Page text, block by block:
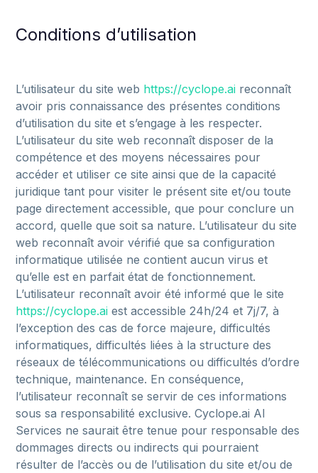
Conditions d’utilisation
L’utilisateurdusiteweb https://cyclope.ai reconnaît
avoir prisconnaissancedes présentesconditions
d’utilisationdusiteets’engageà les respecter.
L’utilisateurdusiteweb reconnaîtdisposerde la
compétenceetdes moyens nécessaires pour
accéderet utilisercesiteainsiquede lacapacité
juridiquetant pourvisiter le présentsiteet/outoute
pagedirectementaccessible,que pourconclure un
accord,quellequesoitsa nature. L’utilisateurdusite
web reconnaîtavoirvérifiéquesaconfiguration
informatique utilisée necontientaucunviruset
qu’elleesten parfaitétatdefonctionnement.
L’utilisateur reconnaîtavoirétéinforméque lesite
https://cyclope.ai estaccessible24h/24et 7j/7,à
l’exceptiondescasdeforce majeure,difficultés
informatiques,difficultés liéesà lastructuredes
réseauxdetélécommunicationsoudifficultésd’ordre
technique, maintenance. Enconséquence,
l’utilisateur reconnaîtseservirdecesinformations
soussa responsabilitéexclusive.Cyclope.ai AI
Services nesauraitêtretenue pour responsabledes
dommagesdirectsouindirectsqui pourraient
résulterde l’accèsoude l’utilisationdusiteet/oude